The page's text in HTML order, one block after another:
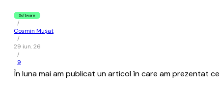
Software
/
Cosmin Mușat
/
29 iun. 26
/
9
În luna mai am publicat un articol în care am prezentat